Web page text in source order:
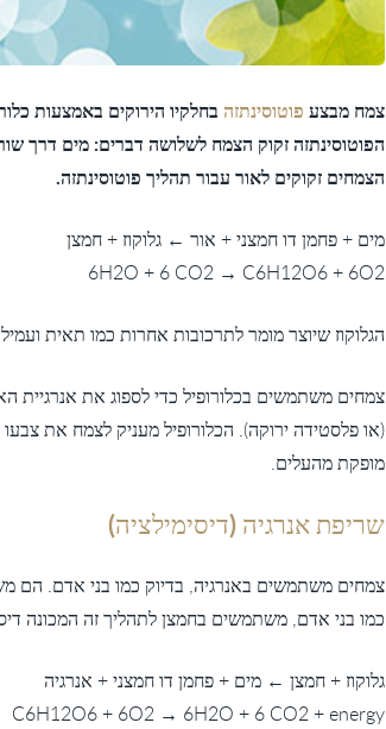
צמח מבצע פוטוסינתזה
הצמחים זקוקים לאור עבור תהליך פוטוסינתזה.
מים + פחמן דו חמצני + אור ← גלוקוז + חמצן
6H2O + 6 CO2 → C6H12O6 + 6O2
הגלוקוז שיוצר מומר לתרכובות אחרות כמו תאית
צמחים משתמשים בכלורופיל כדי לספוג את אנרגיית
(או פלסטידה ירוקה). הכלורופיל מעניק לצמח את
מופקת מהעלים.
שריפת אנרגיה (דיסימילציה)
צמחים משתמשים באנרגיה, בדיוק כמו בני אדם. הם
כמו בני אדם, משתמשים בחמצן לתהליך זה המכונה
גלוקוז + חמצן ← מים + פחמן דו חמצני + אנרגיה
C6H12O6 + 6O2 → 6H2O + 6 CO2 + energy